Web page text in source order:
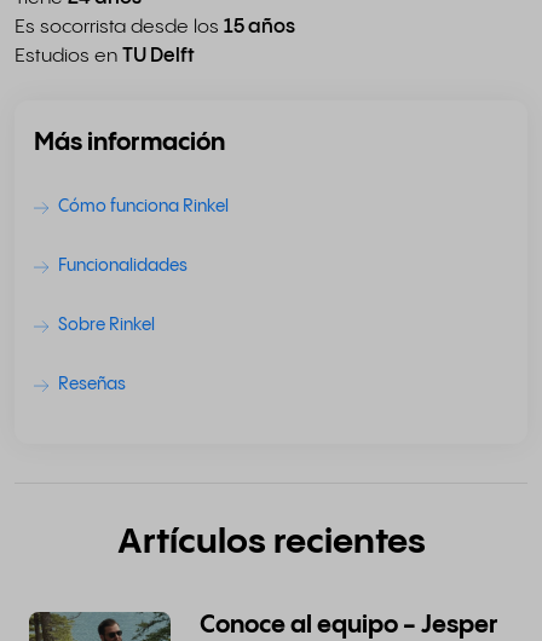
Es socorrista desde los 15 años
Estudios en TU Delft
Más información
Cómo funciona Rinkel
Funcionalidades
Sobre Rinkel
Reseñas
Artículos recientes
Conoce al equipo - Jesper